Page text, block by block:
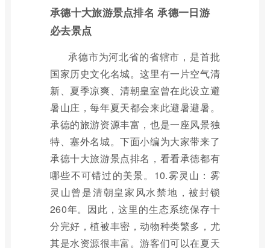
承德十大旅游景点排名 承德一日游
必去景点
承德市为河北省的省辖市，是首批
国家历史文化名城。这里有一片空气清
新、夏季凉爽、清朝皇室曾在此设立避
暑山庄，每年夏天都会来此避暑避暑。
承德的旅游资源丰富，也是一座风景独
特、塞外名城。下面小编为大家带来了
承德十大旅游景点排名，看看承德都有
哪些不可错过的美景。10.雾灵山：雾
灵山曾是清朝皇家风水禁地，被封锁
260年。因此，这里的生态系统保存十
分完好，植被丰密，动物种类繁多，尤
其是水资源很丰富。游客们可以在夏天